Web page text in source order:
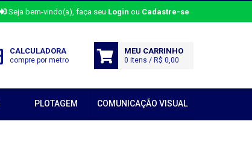
Seja bem-vindo(a), faça seu Login ou Cadastre-se
CALCULADORA
compre por metro
MEU CARRINHO
0 itens / R$ 0,00
PLOTAGEM COMUNICAÇÃO VISUAL